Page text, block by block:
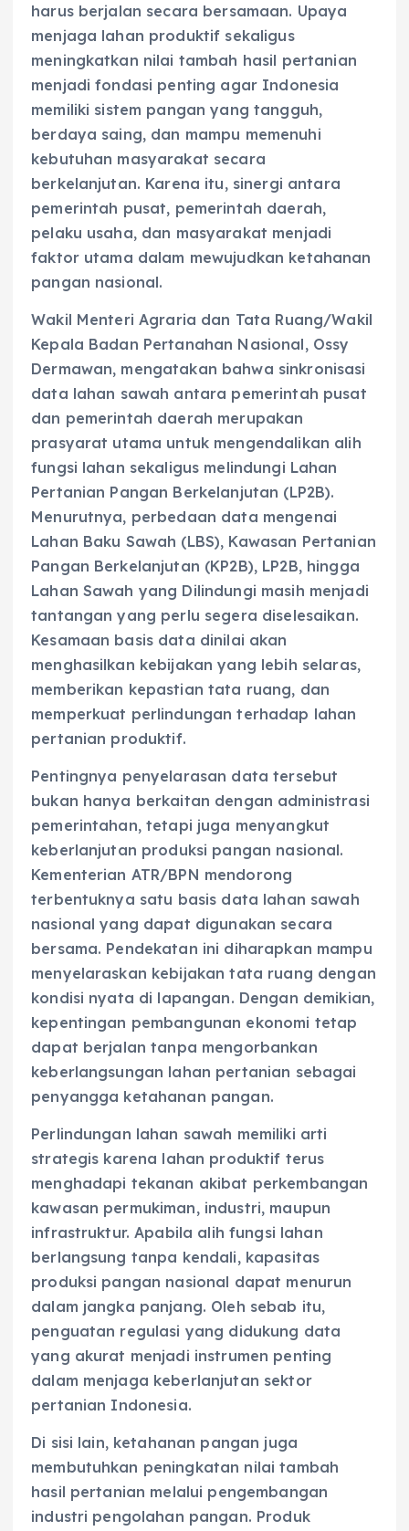
harus berjalan secara bersamaan. Upaya
menjaga lahan produktif sekaligus
meningkatkan nilai tambah hasil pertanian
menjadi fondasi penting agar Indonesia
memiliki sistem pangan yang tangguh,
berdaya saing, dan mampu memenuhi
kebutuhan masyarakat secara
berkelanjutan. Karena itu, sinergi antara
pemerintah pusat, pemerintah daerah,
pelaku usaha, dan masyarakat menjadi
faktor utama dalam mewujudkan ketahanan
pangan nasional.
Wakil Menteri Agraria dan Tata Ruang/Wakil
Kepala Badan Pertanahan Nasional, Ossy
Dermawan, mengatakan bahwa sinkronisasi
data lahan sawah antara pemerintah pusat
dan pemerintah daerah merupakan
prasyarat utama untuk mengendalikan alih
fungsi lahan sekaligus melindungi Lahan
Pertanian Pangan Berkelanjutan (LP2B).
Menurutnya, perbedaan data mengenai
Lahan Baku Sawah (LBS), Kawasan Pertanian
Pangan Berkelanjutan (KP2B), LP2B, hingga
Lahan Sawah yang Dilindungi masih menjadi
tantangan yang perlu segera diselesaikan.
Kesamaan basis data dinilai akan
menghasilkan kebijakan yang lebih selaras,
memberikan kepastian tata ruang, dan
memperkuat perlindungan terhadap lahan
pertanian produktif.
Pentingnya penyelarasan data tersebut
bukan hanya berkaitan dengan administrasi
pemerintahan, tetapi juga menyangkut
keberlanjutan produksi pangan nasional.
Kementerian ATR/BPN mendorong
terbentuknya satu basis data lahan sawah
nasional yang dapat digunakan secara
bersama. Pendekatan ini diharapkan mampu
menyelaraskan kebijakan tata ruang dengan
kondisi nyata di lapangan. Dengan demikian,
kepentingan pembangunan ekonomi tetap
dapat berjalan tanpa mengorbankan
keberlangsungan lahan pertanian sebagai
penyangga ketahanan pangan.
Perlindungan lahan sawah memiliki arti
strategis karena lahan produktif terus
menghadapi tekanan akibat perkembangan
kawasan permukiman, industri, maupun
infrastruktur. Apabila alih fungsi lahan
berlangsung tanpa kendali, kapasitas
produksi pangan nasional dapat menurun
dalam jangka panjang. Oleh sebab itu,
penguatan regulasi yang didukung data
yang akurat menjadi instrumen penting
dalam menjaga keberlanjutan sektor
pertanian Indonesia.
Di sisi lain, ketahanan pangan juga
membutuhkan peningkatan nilai tambah
hasil pertanian melalui pengembangan
industri pengolahan pangan. Produk